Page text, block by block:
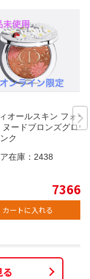
オールスキン フォー
ヌードブロンズグロウ
ク
在庫： 2438
7366
カートに入れる